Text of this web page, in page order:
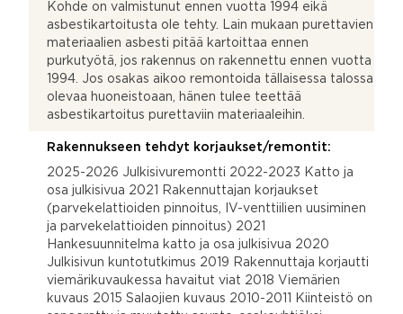
Kohde on valmistunut ennen vuotta 1994 eikä
asbestikartoitusta ole tehty. Lain mukaan purettavien
materiaalien asbesti pitää kartoittaa ennen
purkutyötä, jos rakennus on rakennettu ennen vuotta
1994. Jos osakas aikoo remontoida tällaisessa talossa
olevaa huoneistoaan, hänen tulee teettää
asbestikartoitus purettaviin materiaaleihin.
Rakennukseen tehdyt korjaukset/remontit:
2025-2026 Julkisivuremontti 2022-2023 Katto ja
osa julkisivua 2021 Rakennuttajan korjaukset
(parvekelattioiden pinnoitus, IV-venttiilien uusiminen
ja parvekelattioiden pinnoitus) 2021
Hankesuunnitelma katto ja osa julkisivua 2020
Julkisivun kuntotutkimus 2019 Rakennuttaja korjautti
viemärikuvaukessa havaitut viat 2018 Viemärien
kuvaus 2015 Salaojien kuvaus 2010-2011 Kiinteistö on